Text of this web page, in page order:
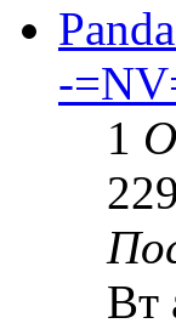
-
1
Вт